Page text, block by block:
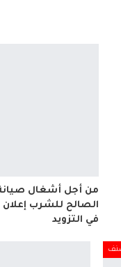
من أجل أشغال
الصالح للشرب
في التزويد